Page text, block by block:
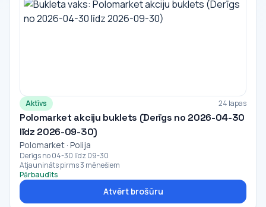
Aktīvs 24 lapas
Polomarket akciju buklets (Derīgs no 2026-04-30
līdz 2026-09-30)
Polomarket · Polija
Derīgs no 04-30 līdz 09-30
Atjaunināts pirms 3 mēnešiem
Pārbaudīts
Atvērt brošūru